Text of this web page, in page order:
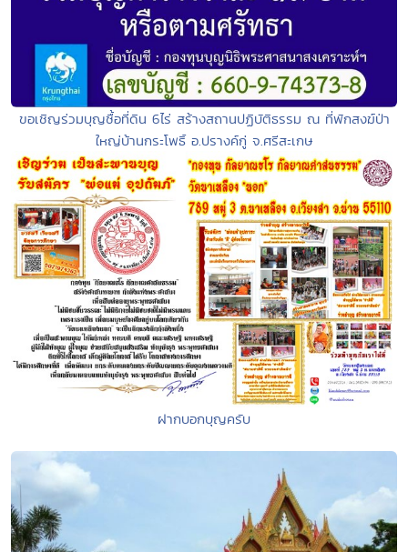
ขอเชิญร่วมบุญซื้อที่ดิน 6ไร่ สร้างสถานปฏิบัติธรรม ณ ที่พักสงฆ์ป่า
ใหญ่บ้านกระโพธิ์ อ.ปรางค์กู่ จ.ศรีสะเกษ
ฝากบอกบุญครับ